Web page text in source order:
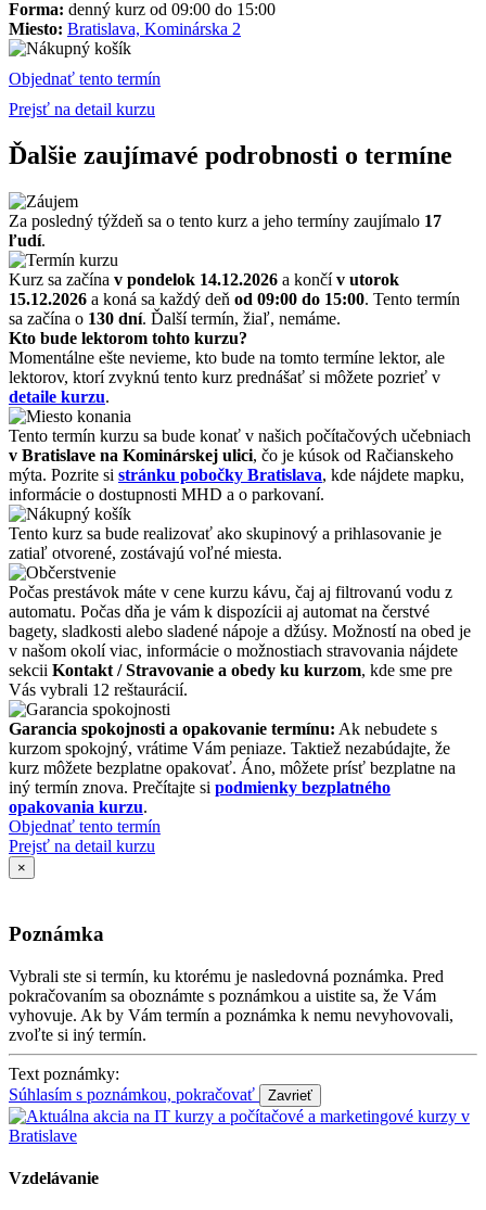
Forma: denný kurz od 09:00 do 15:00
Miesto: Bratislava, Kominárska 2
Objednať tento termín
Prejsť na detail kurzu
Ďalšie zaujímavé podrobnosti o termíne
Za posledný týždeň sa o tento kurz a jeho termíny zaujímalo 17
ľudí.
Kurz sa začína v pondelok 14.12.2026 a končív utorok
15.12.2026 a koná sa každý deň od 09:00 do 15:00. Tento termín
sa začína o 130 dní. Ďalší termín, žiaľ, nemáme.
Kto bude lektorom tohto kurzu?
Momentálne ešte nevieme, kto bude na tomto termíne lektor, ale
lektorov, ktorí zvyknú tento kurz prednášať si môžete pozrieť v
detaile kurzu.
Tento termín kurzu sa bude konať v našich počítačových učebniach
v Bratislave na Kominárskej ulici, čo je kúsok od Račianskeho
mýta. Pozrite si stránku pobočky Bratislava, kde nájdete mapku,
informácie o dostupnosti MHD a o parkovaní.
Tento kurz sa bude realizovať ako skupinový a prihlasovanie je
zatiaľ otvorené, zostávajú voľné miesta.
Počas prestávok máte v cene kurzu kávu, čaj aj filtrovanú vodu z
automatu. Počas dňa je vám k dispozícii aj automat na čerstvé
bagety, sladkosti alebo sladené nápoje a džúsy. Možností na obed je
v našom okolí viac, informácie o možnostiach stravovania nájdete
sekcii Kontakt / Stravovanie a obedy ku kurzom, kde sme pre
Vás vybrali 12 reštaurácií.
Garancia spokojnosti a opakovanie termínu: Ak nebudete s
kurzom spokojný, vrátime Vám peniaze. Taktiež nezabúdajte, že
kurz môžete bezplatne opakovať. Áno, môžete prísť bezplatne na
iný termín znova. Prečítajte si podmienky bezplatného
opakovania kurzu.
Objednať tento termín
Prejsť na detail kurzu
×
Poznámka
Vybrali ste si termín, ku ktorému je nasledovná poznámka. Pred
pokračovaním sa oboznámte s poznámkou a uistite sa, že Vám
vyhovuje. Ak by Vám termín a poznámka k nemu nevyhovovali,
zvoľte si iný termín.
Text poznámky:
Súhlasím s poznámkou, pokračovať
Vzdelávanie